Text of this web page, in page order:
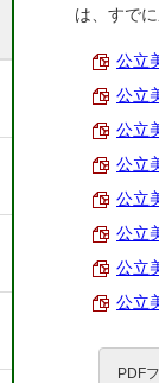
は、すで
公立
公立
公立
公立
公立
公立
公立
公立
PDF